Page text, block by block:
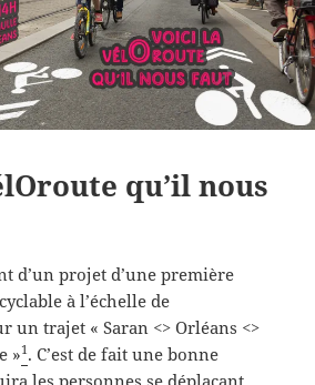
qu’il nous
d’un projet d’une première
à l’échelle de
un trajet « Saran <> Orléans <>
»1 . C’est de fait une bonne
les personnes se déplaçant